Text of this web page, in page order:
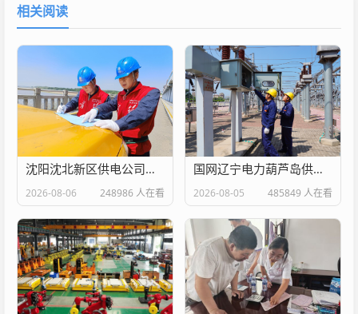
相关阅读
沈阳沈北新区供电公司：暑期文旅热 满格电护航
2026-08-06 248986 人在看
国网辽宁电力葫芦岛供电公司：迎峰而上 “汗”卫清凉
2026-08-05 485849 人在看